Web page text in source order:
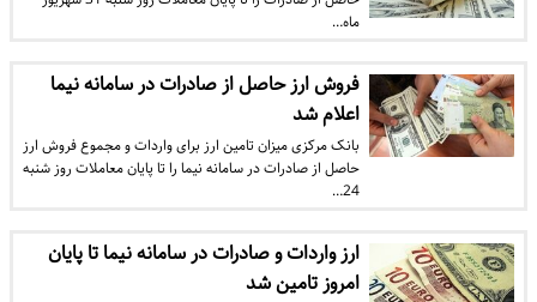
ماه…
فروش ارز حاصل از صادرات در سامانه نیما
اعلام شد
بانک مرکزی میزان تامین ارز برای واردات و مجموع فروش ارز
حاصل از صادرات در سامانه نیما را تا پایان معاملات روز شنبه
24…
ارز واردات و صادرات در سامانه نیما تا پایان
امروز تامین شد